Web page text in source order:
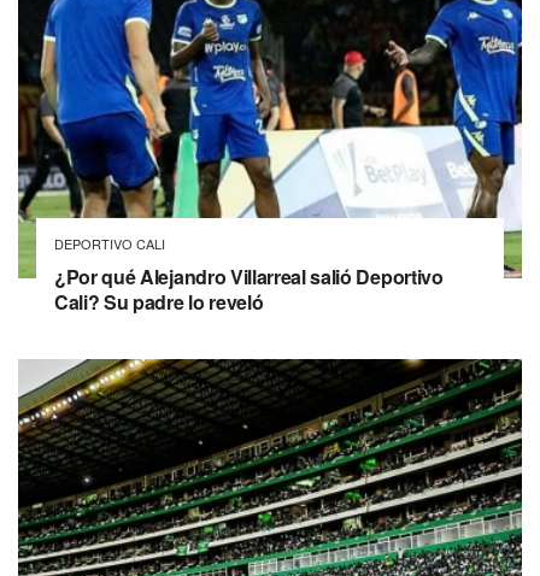
DEPORTIVO CALI
¿Por qué Alejandro Villarreal salió Deportivo
Cali? Su padre lo reveló